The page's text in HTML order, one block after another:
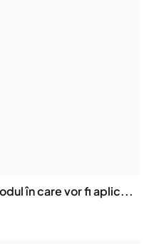
în care vor fi aplic...